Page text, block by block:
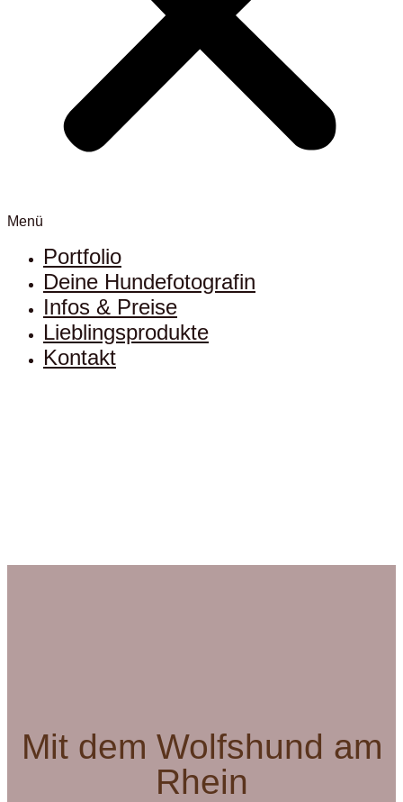
Menü
Portfolio
Deine Hundefotografin
Infos & Preise
Lieblingsprodukte
Kontakt
Mit dem Wolfshund am
Rhein